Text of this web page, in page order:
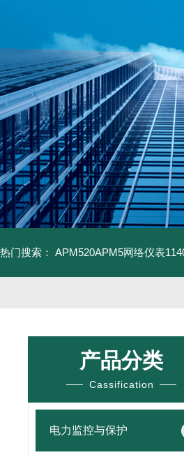
热门搜索： APM520APM5网络仪表
产品分类
Cassification
电力监控与保护